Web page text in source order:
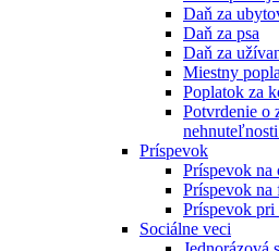
Daň za
Daň za psa
Daň za
Miestny
Poplatok za
Potvrdenie o
Príspevok
Príspevok na
Príspevok na
Príspevok
Sociálne veci